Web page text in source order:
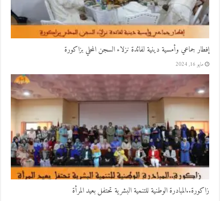
إفطار جماعي وأمسية دينية لفائدة نزلاء السجن المحلي بزاكورة
مايو 16, 2024
زاكورة..المبادرة الوطنية للتنمية البشرية تحتفل بعيد المرأة